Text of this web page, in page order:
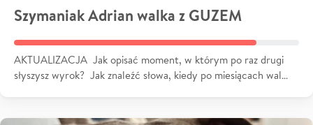
Szymaniak Adrian walka z GUZEM
AKTUALIZACJA Jak opisać moment, w którym po raz drugi
słyszysz wyrok? Jak znaleźć słowa, kiedy po miesiącach wal…